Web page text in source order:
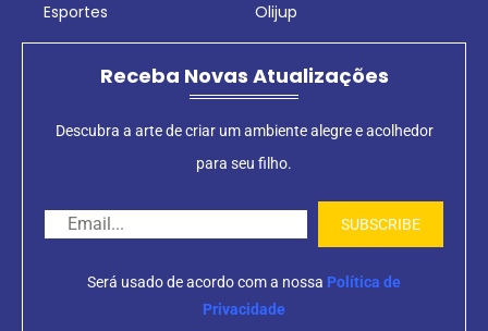
Esportes
Olijup
Receba Novas Atualizações
Descubra a arte de criar um ambiente alegre e acolhedor
para seu filho.
Será usado de acordo com a nossa Política de
Privacidade